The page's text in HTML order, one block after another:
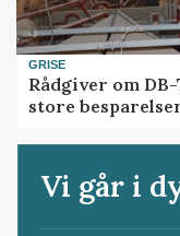
GRISE
Rådgiver om
store
Vi går i